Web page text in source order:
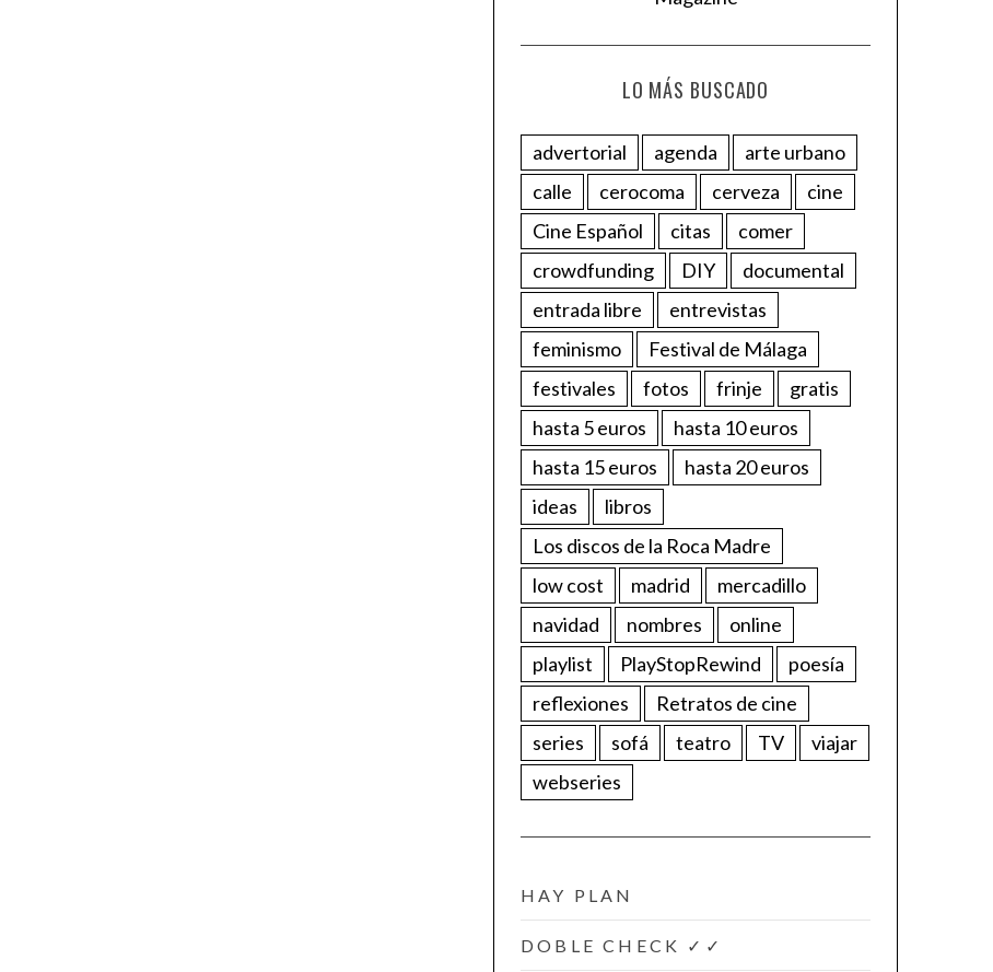
LO MÁS BUSCADO
advertorial agenda
arte urbano
calle
cerocoma cerveza
cine
Cine Español
citas
comer
crowdfunding
DIY
documental
entrada libre
entrevistas
feminismo
Festival de Málaga
festivales
fotos frinje
gratis
hasta 5 euros
hasta 10 euros
hasta 15 euros
hasta 20 euros
ideas
libros
Los discos de la Roca Madre
low cost
madrid
mercadillo
navidad
nombres
online
playlist
PlayStopRewind
poesía
reflexiones
Retratos de cine
series
sofá teatro TV
viajar
webseries
HAY PLAN
DOBLE CHECK ✓✓